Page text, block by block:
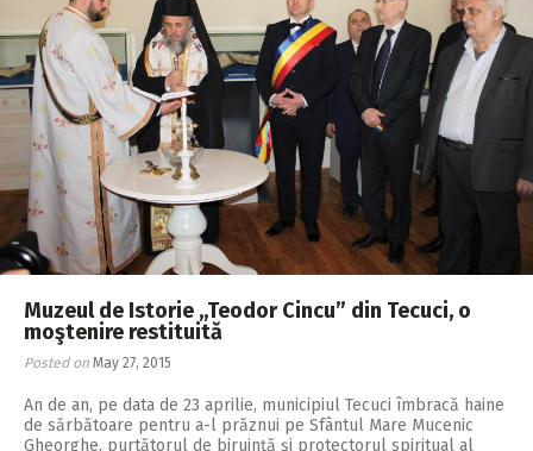
Muzeul de Istorie ,,Teodor Cincu” din Tecuci, o
moştenire restituită
Posted on May 27, 2015
An de an, pe data de 23 aprilie, municipiul Tecuci îmbracă haine
de sărbătoare pentru a-l prăznui pe Sfântul Mare Mucenic
Gheorghe, purtătorul de biruinţă şi protectorul spiritual al